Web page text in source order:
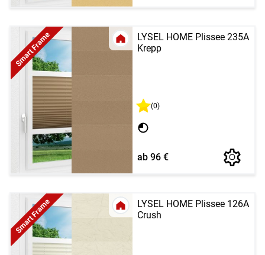
LYSEL HOME Plissee 235A
Krepp
Smart Frame
(0)
ab 96 €
LYSEL HOME Plissee 126A
Crush
Smart Frame